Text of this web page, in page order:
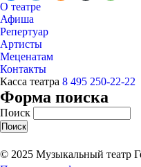
О театре
Афиша
Репертуар
Артисты
Меценатам
Контакты
Касса театра 8 495 250-22-22
Форма поиска
Поиск
© 2025 Музыкальный театр